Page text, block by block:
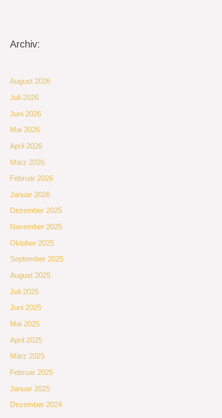
Archiv:
August 2026
Juli 2026
Juni 2026
Mai 2026
April 2026
März 2026
Februar 2026
Januar 2026
Dezember 2025
November 2025
Oktober 2025
September 2025
August 2025
Juli 2025
Juni 2025
Mai 2025
April 2025
März 2025
Februar 2025
Januar 2025
Dezember 2024